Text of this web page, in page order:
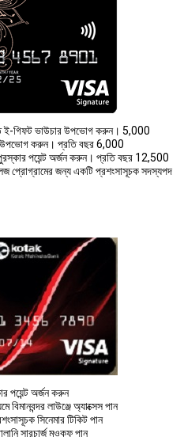
ই-গিফট ভাউচার উপভোগ করুন। 5,000
উপভোগ করুন। প্রতি বছর 6,000
পয়েন্ট অর্জন করুন। প্রতি বছর 12,500
প্রোগ্রামের জন্য একটি প্রশংসাসূচক সদস্যপদ
পয়েন্ট অর্জন করুন
বিমানবন্দর লাউঞ্জে অ্যাক্সেস পান
সিনেমার টিকিট পান
সারচার্জ মওকুফ পান